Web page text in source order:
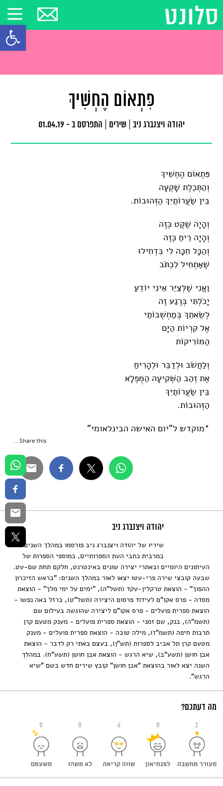
פתח
פִּתְאוֹם הֶחְשִׁיךְ
יהודה ויצנברג ניב שירים התפרסם ב - 01.04.19
פִּתְאוֹם הֶחְשִׁיךְ
וְהַתְּכֵלֶת שָׁקְעָה
בֵּין שַׂעֲרוֹתַיִךְ הַזְּהוּבוֹת.
וְהָיָה שֶׁקֶט כְּזֶה
וְהָיָה רֵיחַ כְּזֶה
וְהַכָּל חִכָּה לִי בִּדְחִילוּ
שֶׁאַתְחִיל לִכְתֹּב
וַאֲנִי שֶׁלְּצַיֵּר אֵינִי יוֹדֵעַ
יָכֹלְתִּי בְּרֶגַע זֶה
לְשֵׂאתֵךְ בְּמַחְשְׁבוֹתַי
אֶל קִרְיוֹת הַיָּם
הַמּוֹרִיקוֹת
וְלַחֲשֹׁב וּלְדַבֵּר וּלְהָרִיחַ
אֶת זְהַב הַשְּׁקִיעָה הַמֻּפְלָא
בֵּין שַׂעֲרוֹתַיִךְ
הַזְּהוּבוֹת.
*מוקדש ל"יום האישה הבינלאומי"
Share this...
יהודה ויצנברג ניב
שיריו של יהודה ויצנברג ניב פורסמו במהלך השנים
במרבית כתבי העת הספרותיים, במוספי הספרות של
העיתונים היומיים ובאתרי יצירה שונים באינטרנט, חלקם תחת שם-עט.
שבעה קובצי שירה פרי-עטו יצאו לאור במהלך השנים: "בראש הזיכרון
ההפוך" - הוצאת טרקלין-עקד (תשל"ה), "ימים על ימי מלך" - הוצאת
מסדה - פרס אקו"ם לעידוד פרסום היצירה (תשל"ט), ברזל באה נפשו -
הוצאת ספרית פועלים - פרס אקו"ם ליצירה שהוגשה בעילום שם
(תשמ"ה), בנק, שם זמני - הוצאת ספרית פועלים - מענק מטעם קרן
תרבות חיפה (תשמ"ז), מילה טובה - הוצאת ספרית פועלים - מענק
מטעם קרן תל אביב לספרות (תש"ן), בעצם באתי רק לדבר - הוצאת
אבן חושן (תשע"ב), שיא הרגש - הוצאת אבן חושן (תשע"ח). במהלך
השנה יצא לאור בהוצאת "אבן חושן" קובץ שירים חדש בשם "שיא
הרגש".
מה דעתכם?
0 0 6 0 2